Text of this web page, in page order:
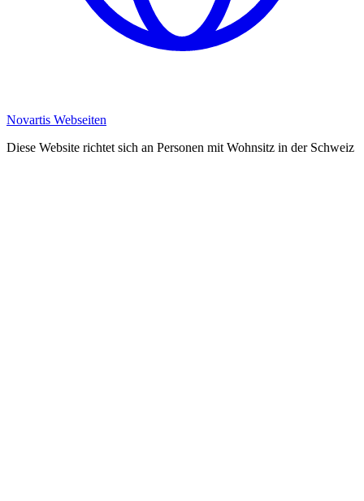
Novartis Webseiten
Diese Website richtet sich an Personen mit Wohnsitz in der Schweiz